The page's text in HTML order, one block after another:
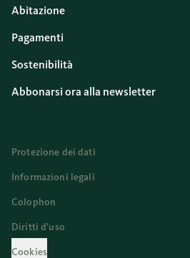
Abitazione
Pagamenti
Sostenibilità
Abbonarsi ora alla newsletter
Protezione dei dati
Informazioni legali
Colophon
Diritti d’uso
Cookies